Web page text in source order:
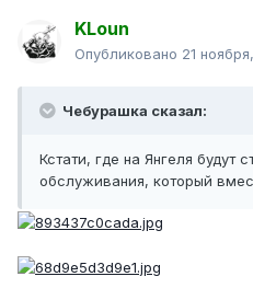
KLoun
Опубликовано 21
Чебурашка сказал:
Кстати, где на Янгеля будут
обслуживания, который